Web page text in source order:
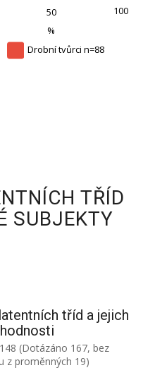
L 100
50
%
Drobní tvůrci n=88
TŘÍD
SUBJEKTY
tříd a jejich
(Dotázáno 167, bez
z proměnných 19)